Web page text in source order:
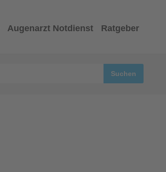
Augenarzt Notdienst Ratgeber